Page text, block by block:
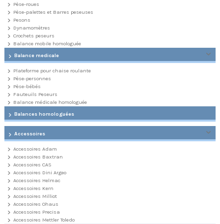
Pèse-roues
Pèse-palettes et Barres peseuses
Pesons
Dynamomètres
Crochets peseurs
Balance mobile homologuée
Balance medicale
Plateforme pour chaise roulante
Pèse-personnes
Pèse-bébés
Fauteuils Peseurs
Balance médicale homologuée
Balances homologuées
Accessoires
Accessoires Adam
Accessoires Baxtran
Accessoires CAS
Accessoires Dini Argeo
Accessoires Helmac
Accessoires Kern
Accessoires Milliot
Accessoires Ohaus
Accessoires Precisa
Accessoires Mettler Toledo